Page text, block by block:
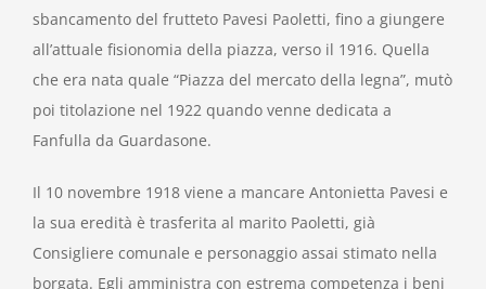
sbancamento del frutteto Pavesi Paoletti, fino a giungere
all’attuale fisionomia della piazza, verso il 1916. Quella
che era nata quale “Piazza del mercato della legna”, mutò
poi titolazione nel 1922 quando venne dedicata a
Fanfulla da Guardasone.
Il 10 novembre 1918 viene a mancare Antonietta Pavesi e
la sua eredità è trasferita al marito Paoletti, già
Consigliere comunale e personaggio assai stimato nella
borgata. Egli amministra con estrema competenza i beni